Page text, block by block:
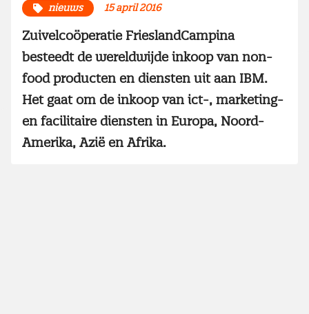
nieuws 15 april 2016
Zuivelcoöperatie FrieslandCampina
besteedt de wereldwijde inkoop van non-
food producten en diensten uit aan IBM.
Het gaat om de inkoop van ict-, marketing-
en facilitaire diensten in Europa, Noord-
Amerika, Azië en Afrika.